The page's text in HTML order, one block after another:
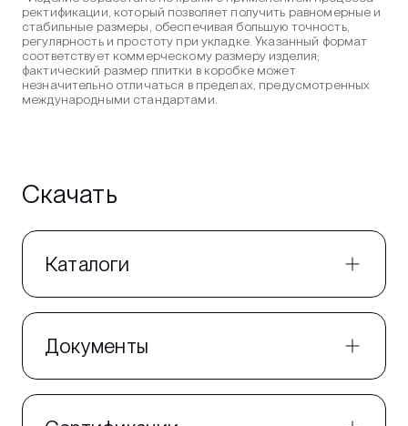
ректификации, который позволяет получить равномерные и
стабильные размеры, обеспечивая большую точность,
регулярность и простоту при укладке. Указанный формат
соответствует коммерческому размеру изделия;
фактический размер плитки в коробке может
незначительно отличаться в пределах, предусмотренных
международными стандартами.
Скачать
Каталоги
Документы